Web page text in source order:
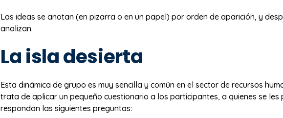
Las ideas se anotan (en pizarra o en un papel) por orden de aparición, y
analizan.
La isla desierta
Esta dinámica de grupo es muy sencilla y común en el sector de recursos
trata de aplicar un pequeño cuestionario a los participantes, a quienes se les
respondan las siguientes preguntas: